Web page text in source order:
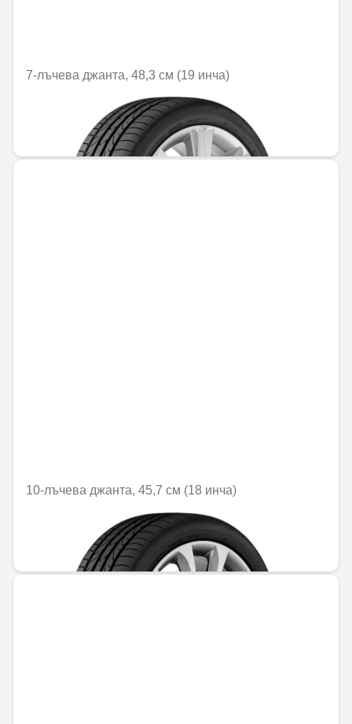
7-лъчева джанта, 48,3 см (19 инча)
Не е налично онлайн
726,05 € / 1420,03 лв.
10-лъчева джанта, 45,7 см (18 инча)
Не е налично онлайн
701,84 € / 1372,69 лв.